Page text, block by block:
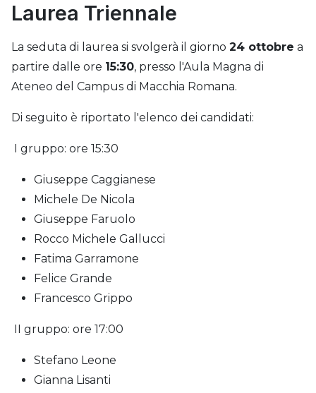
Laurea Triennale
La seduta di laurea si svolgerà il giorno 24 ottobre a
partire dalle ore 15:30, presso l'Aula Magna di
Ateneo del Campus di Macchia Romana.
Di seguito è riportato l'elenco dei candidati:
I gruppo: ore 15:30
Giuseppe Caggianese
Michele De Nicola
Giuseppe Faruolo
Rocco Michele Gallucci
Fatima Garramone
Felice Grande
Francesco Grippo
II gruppo: ore 17:00
Stefano Leone
Gianna Lisanti